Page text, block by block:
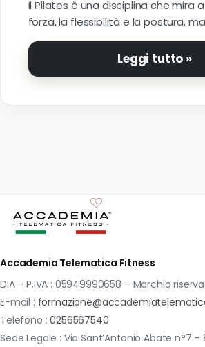
Il Pilates è una disciplina che mira
forza, la flessibilità e la postura,
Leggi tutto »
Accademia Telematica Fitness
DIA – P.IVA : 05949990658 – Marchio
E-mail :
Telefono :0256567540
Sede Legale : Via Sant’Antonio Abate n°7